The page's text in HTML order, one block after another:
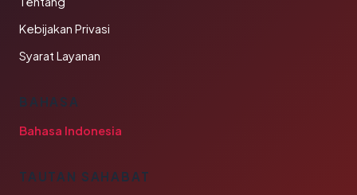
Kebijakan Privasi
Syarat Layanan
BAHASA
Bahasa Indonesia
TAUTAN SAHABAT